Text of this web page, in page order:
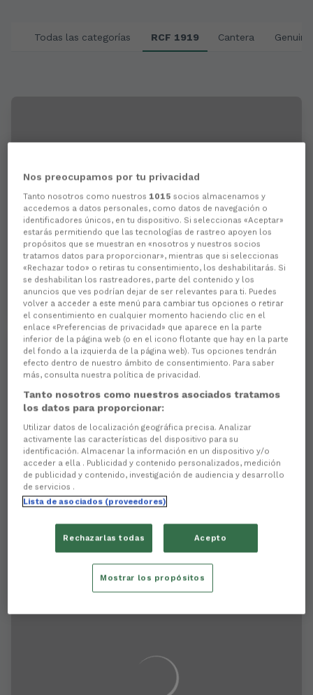
Todas las categorías RCF 1919 Cantera Genuine
Inauguración del ÁREA 1919
AM Inmobiliaria patrocina el
#RacingClubFerrolCDTenerife
Nos preocupamos por tu privacidad
Tanto nosotros como nuestros 1015 socios almacenamos y
accedemos a datos personales, como datos de navegación o
identificadores únicos, en tu dispositivo. Si seleccionas «Aceptar»
estarás permitiendo que las tecnologías de rastreo apoyen los
propósitos que se muestran en «nosotros y nuestros socios
tratamos datos para proporcionar», mientras que si seleccionas
«Rechazar todo» o retiras tu consentimiento, los deshabilitarás. Si
se deshabilitan los rastreadores, parte del contenido y los
anuncios que ves podrían dejar de ser relevantes para ti. Puedes
volver a acceder a este menú para cambiar tus opciones o retirar
el consentimiento en cualquier momento haciendo clic en el
enlace «Preferencias de privacidad» que aparece en la parte
inferior de la página web (o en el icono flotante que hay en la parte
del fondo a la izquierda de la página web). Tus opciones tendrán
efecto dentro de nuestro ámbito de consentimiento. Para saber
más, consulta nuestra política de privacidad.
Tanto nosotros como nuestros asociados tratamos
los datos para proporcionar:
Utilizar datos de localización geográfica precisa. Analizar
activamente las características del dispositivo para su
identificación. Almacenar la información en un dispositivo y/o
acceder a ella . Publicidad y contenido personalizados, medición
de publicidad y contenido, investigación de audiencia y desarrollo
de servicios .
Lista de asociados (proveedores)
Rechazarlas todas Acepto
Mostrar los propósitos